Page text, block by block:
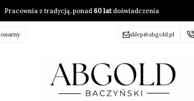
Pracownia z tradycją, ponad 60 latdoświadczenia
sklep@abgold.pl